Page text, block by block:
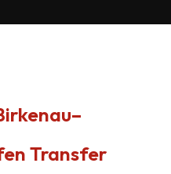
Transfer